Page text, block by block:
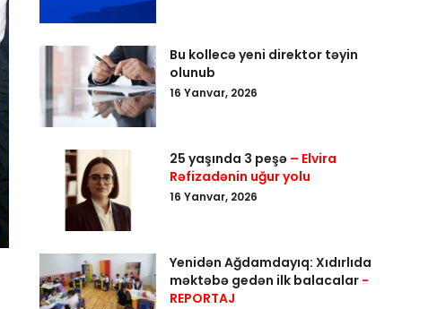
Bu kollecə yeni direktor təyin
olunub
16 Yanvar, 2026
25 yaşında 3 peşə – Elvira
Rəfizadənin uğur yolu
16 Yanvar, 2026
Yenidən Ağdamdayıq: Xıdırlıda
məktəbə gedən ilk balacalar -
REPORTAJ